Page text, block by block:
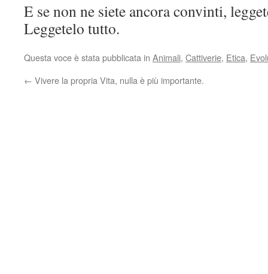
E se non ne siete ancora convinti,
Leggetelo tutto.
Questa voce è stata pubblicata in Animali, Cattiverie, Etica,
← Vivere la propria Vita, nulla è più importante.